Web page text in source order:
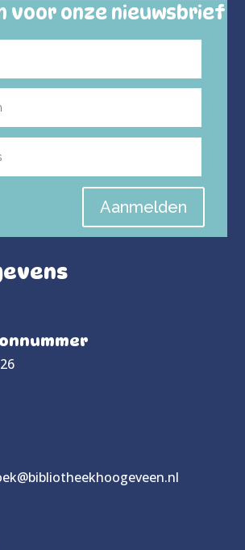
voor onze nieuwsbrief
Aanmelden